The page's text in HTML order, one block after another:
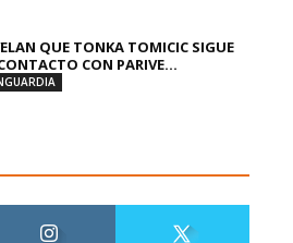
QUE TONKA TOMICIC SIGUE
CON PARIVE...